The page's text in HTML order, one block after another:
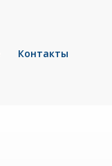
Контакты